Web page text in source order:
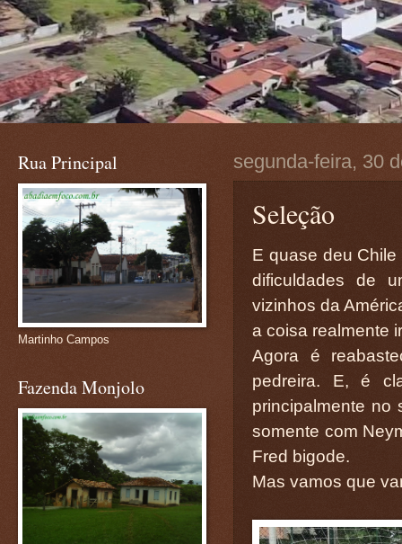
segunda-feira, 30
Seleção
E quase deu
dificuldades de
vizinhos da
a coisa realmente
Agora é
pedreira. E, é
principalmente no
somente com
Fred bigode.
Mas vamos que
Rua Principal
Martinho Campos
Fazenda Monjolo